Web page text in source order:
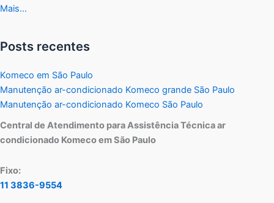
Mais…
Posts recentes
Komeco em São Paulo
Manutenção ar-condicionado Komeco grande São Paulo
Manutenção ar-condicionado Komeco São Paulo
Central de Atendimento para Assistência Técnica ar
condicionado Komeco em São Paulo
Fixo:
11 3836-9554